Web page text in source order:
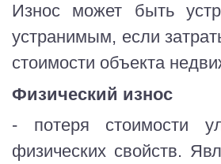
Износ может быть
устранимым, если
стоимости объекта
Физический износ
- потеря стоимости
физических свойств.